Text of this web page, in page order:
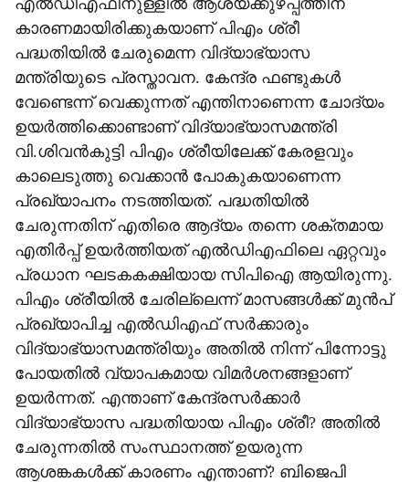
എല്‍ഡിഎഫിനുള്ളില്‍ ആശയക്കുഴപ്പത്തിന്
കാരണമായിരിക്കുകയാണ് പിഎം ശ്രീ
പദ്ധതിയില്‍ ചേരുമെന്ന വിദ്യാഭ്യാസ
മന്ത്രിയുടെ പ്രസ്താവന. കേന്ദ്ര ഫണ്ടുകള്‍
വേണ്ടെന്ന് വെക്കുന്നത് എന്തിനാണെന്ന ചോദ്യം
ഉയര്‍ത്തിക്കൊണ്ടാണ് വിദ്യാഭ്യാസമന്ത്രി
വി.ശിവന്‍കുട്ടി പിഎം ശ്രീയിലേക്ക് കേരളവും
കാലെടുത്തു വെക്കാന്‍ പോകുകയാണെന്ന
പ്രഖ്യാപനം നടത്തിയത്. പദ്ധതിയില്‍
ചേരുന്നതിന് എതിരെ ആദ്യം തന്നെ ശക്തമായ
എതിര്‍പ്പ് ഉയര്‍ത്തിയത് എല്‍ഡിഎഫിലെ ഏറ്റവും
പ്രധാന ഘടകകക്ഷിയായ സിപിഐ ആയിരുന്നു.
പിഎം ശ്രീയില്‍ ചേരില്ലെന്ന് മാസങ്ങള്‍ക്ക് മുന്‍പ്
പ്രഖ്യാപിച്ച എല്‍ഡിഎഫ് സര്‍ക്കാരും
വിദ്യാഭ്യാസമന്ത്രിയും അതില്‍ നിന്ന് പിന്നോട്ടു
പോയതില്‍ വ്യാപകമായ വിമര്‍ശനങ്ങളാണ്
ഉയര്‍ന്നത്. എന്താണ് കേന്ദ്രസര്‍ക്കാര്‍
വിദ്യാഭ്യാസ പദ്ധതിയായ പിഎം ശ്രീ? അതില്‍
ചേരുന്നതില്‍ സംസ്ഥാനത്ത് ഉയരുന്ന
ആശങ്കകള്‍ക്ക് കാരണം എന്താണ്? ബിജെപി